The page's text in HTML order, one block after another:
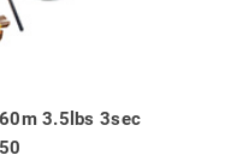
3.5lbs 3sec